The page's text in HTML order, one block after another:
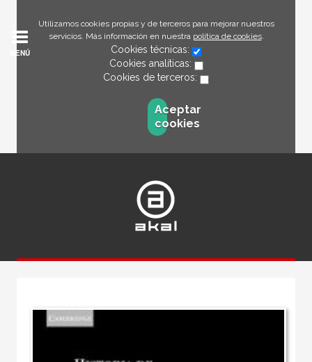
Utilizamos cookies propias y de terceros para mejorar nuestros
servicios. Más información en nuestra política de cookies.
Cookies técnicas:
Cookies analíticas:
Cookies de terceros:
Aceptar
cookies
MENÚ